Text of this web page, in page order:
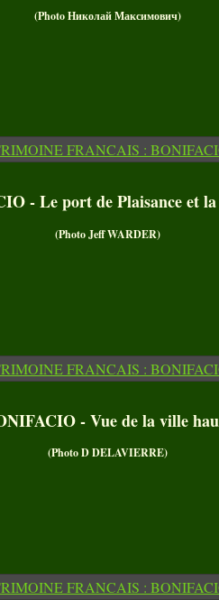
(Photo Николай Максимович)
- Le port de Plaisance et
(Photo Jeff WARDER)
- Vue de la ville
(Photo D DELAVIERRE)